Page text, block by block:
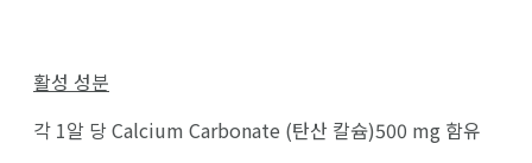
활성 성분
각 1알 당 Calcium Carbonate (탄산 칼슘)500 mg 함유